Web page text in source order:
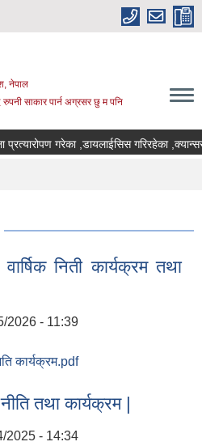
नेपाल
साकार पार्न अग्रसर छु म पनि
प्रत्यारोपण गरेका ,डायलाईसिस गरिरहेका
निती कार्यक्रम तथा
2026 - 11:39
कार्यक्रम.pdf
तथा कार्यक्रम |
2025 - 14:34